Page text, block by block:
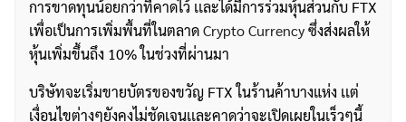
การขาดทุนน้อยกว่าที่คาดไว้ เเละได้มีการร่วมหุ้นส่วนกับ FTX
เพื่อเป็นการเพิ่มพื้นที่ในตลาดCrypto Currencyซึ่งส่งผลให้
หุ้นเพิ่มขึ้นถึง 10% ในช่วงที่ผ่านมา
บริษัทจะเริ่มขายบัตรของขวัญ FTX ในร้านค้าบางแห่ง เเต่
เงื่อนไขต่างๆยังคงไม่ชัดเจนเเละคาดว่าจะเปิดเผยในเร็วๆนี้